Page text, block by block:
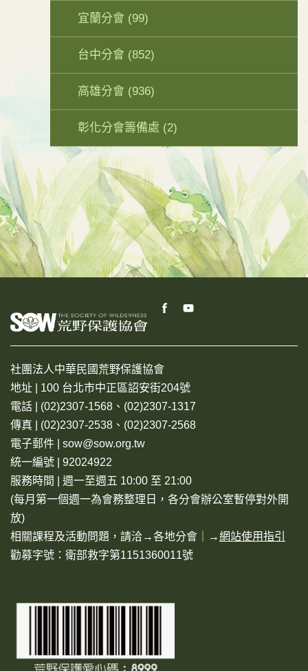
宜蘭分會 (99)
台中分會 (852)
高雄分會 (936)
彰化分會籌備處 (2)
社團法人中華民國荒野保護協會
地址 | 100 台北市中正區詔安街204號
電話 | (02)2307-1568、(02)2307-1317
傳真 | (02)2307-2538、(02)2307-2568
電子郵件 | sow@sow.org.tw
統一編號 | 92024922
服務時間 | 週一至週五 10:00 至 21:00
(每月第一個週一為會務整理日，各分會辦公室暫停對外開
放)
相關課程及活動問題，請洽→各地分會 ｜→網站使用指引
勸募字號：衛部救字第1151360011號